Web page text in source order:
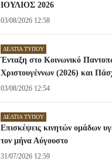
ΙΟΥΛΙΟΣ 2026
03/08/2026 12:58
ΔΕΛΤΊΑ ΤΎΠΟΥ
Ένταξη στο Κοινωνικό
Χριστουγέννων (2026) και
03/08/2026 12:54
ΔΕΛΤΊΑ ΤΎΠΟΥ
Επισκέψεις κινητών ομάδων
τον μήνα Αύγουστο
31/07/2026 12:59